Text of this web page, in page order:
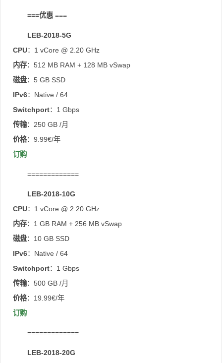
===优惠===
LEB-2018-5G
CPU：1 vCore @ 2.20 GHz
内存：512 MB RAM + 128 MB vSwap
磁盘：5 GB SSD
IPv6：Native / 64
Switchport：1 Gbps
传输：250 GB /月
价格：9.99€/年
订购
=============
LEB-2018-10G
CPU：1 vCore @ 2.20 GHz
内存：1 GB RAM + 256 MB vSwap
磁盘：10 GB SSD
IPv6：Native / 64
Switchport：1 Gbps
传输：500 GB /月
价格：19.99€/年
订购
=============
LEB-2018-20G